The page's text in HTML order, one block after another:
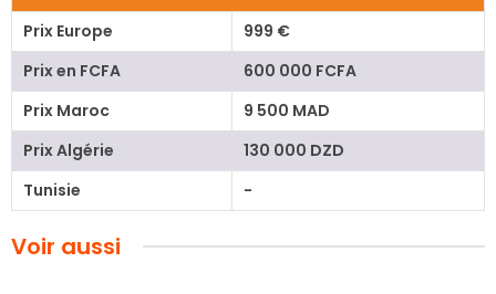
Prix Europe
999 €
Prix en FCFA
600 000 FCFA
Prix Maroc
9 500 MAD
Prix Algérie
130 000 DZD
Tunisie
-
Voir aussi